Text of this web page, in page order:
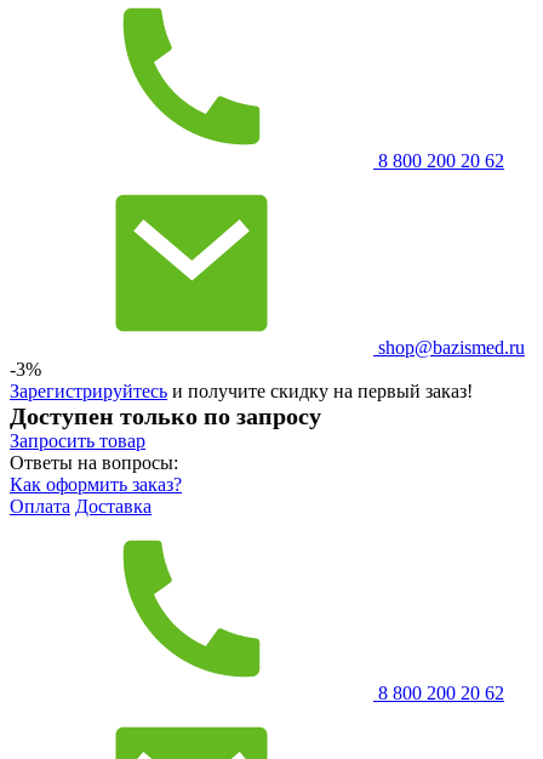
8 800 200 20 62
shop@bazismed.ru
-3%
Зарегистрируйтесь и получите скидку на первый заказ!
Доступен только по запросу
Запросить товар
Ответы на вопросы:
Как оформить заказ?
Оплата Доставка
8 800 200 20 62